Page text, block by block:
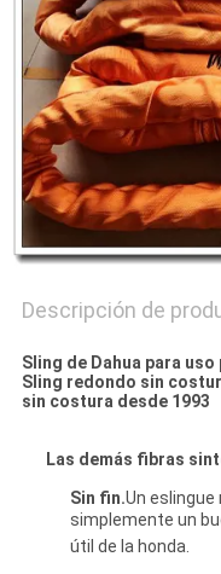
UNA
CITA
MAPA
DEL
SITIO
PRIVACY
POLICY
Descripción de
Sling de Dahua para
Sling redondo sin
sin costura desde 1993
Las demás fibras
Sin fin.Un eslingue
simplemente un
útil de la honda.